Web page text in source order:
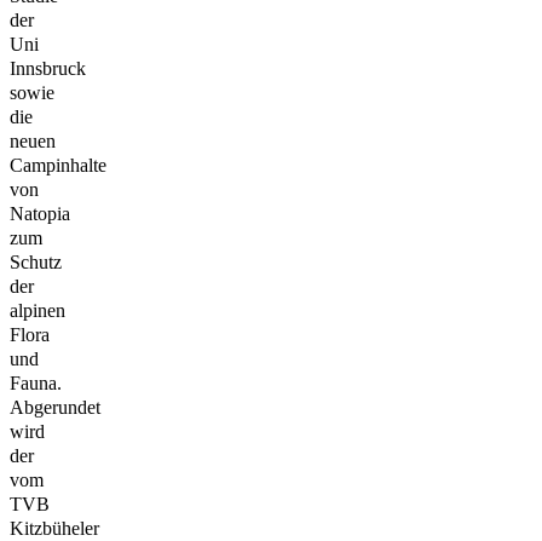
der
Uni
Innsbruck
sowie
die
neuen
Campinhalte
von
Natopia
zum
Schutz
der
alpinen
Flora
und
Fauna.
Abgerundet
wird
der
vom
TVB
Kitzbüheler